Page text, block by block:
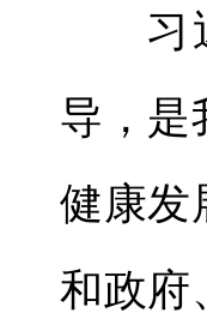
习
导，是
健康发
和政府